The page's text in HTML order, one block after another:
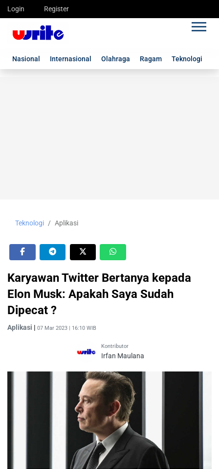
Login Register
Nasional Internasional Olahraga Ragam Teknologi
Teknologi Aplikasi
Karyawan Twitter Bertanya kepada
Elon Musk: Apakah Saya Sudah
Dipecat ?
Aplikasi | 07 Mar 2023 | 16:10 WIB
Kontributor
Irfan Maulana